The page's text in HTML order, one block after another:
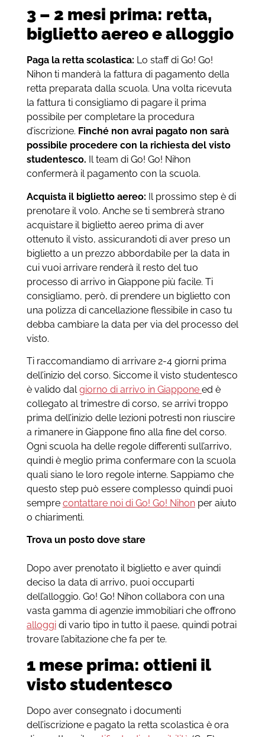
3 – 2 mesi prima: retta,
biglietto aereo e alloggio
Paga la retta scolastica: Lo staff di Go! Go!
Nihon ti manderà la fattura di pagamento della
retta preparata dalla scuola. Una volta ricevuta
la fattura ti consigliamo di pagare il prima
possibile per completare la procedura
d’iscrizione. Finché non avrai pagato non sarà
possibile procedere con la richiesta del visto
studentesco. Il team di Go! Go! Nihon
confermerà il pagamento con la scuola.
Acquista il biglietto aereo: Il prossimo step è di
prenotare il volo. Anche se ti sembrerà strano
acquistare il biglietto aereo prima di aver
ottenuto il visto, assicurandoti di aver preso un
biglietto a un prezzo abbordabile per la data in
cui vuoi arrivare renderà il resto del tuo
processo di arrivo in Giappone più facile. Ti
consigliamo, però, di prendere un biglietto con
una polizza di cancellazione flessibile in caso tu
debba cambiare la data per via del processo del
visto.
Ti raccomandiamo di arrivare 2-4 giorni prima
dell’inizio del corso. Siccome il visto studentesco
è valido dalgiorno di arrivo in Giappone ed è
collegato al trimestre di corso, se arrivi troppo
prima dell’inizio delle lezioni potresti non riuscire
a rimanere in Giappone fino alla fine del corso.
Ogni scuola ha delle regole differenti sull’arrivo,
quindi è meglio prima confermare con la scuola
quali siano le loro regole interne. Sappiamo che
questo step può essere complesso quindi puoi
sempre contattare noi di Go! Go! Nihonper aiuto
o chiarimenti.
Trova un posto dove stare
Dopo aver prenotato il biglietto e aver quindi
deciso la data di arrivo, puoi occuparti
dell’alloggio. Go! Go! Nihon collabora con una
vasta gamma di agenzie immobiliari che offrono
alloggidi vario tipo in tutto il paese, quindi potrai
trovare l’abitazione che fa per te.
1 mese prima: ottieni il
visto studentesco
Dopo aver consegnato i documenti
dell’iscrizione e pagato la retta scolastica è ora